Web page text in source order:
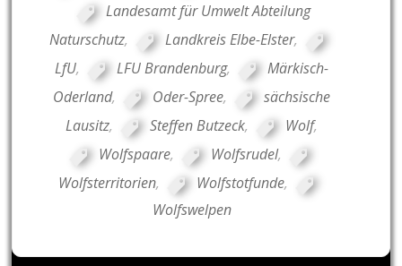
Landesamt für Umwelt Abteilung
Naturschutz, Landkreis Elbe-Elster,
LfU, LFU Brandenburg,
Märkisch-
Oderland, Oder-Spree,
sächsische
Lausitz, Steffen Butzeck, Wolf,
Wolfspaare, Wolfsrudel,
Wolfsterritorien, Wolfstotfunde,
Wolfswelpen